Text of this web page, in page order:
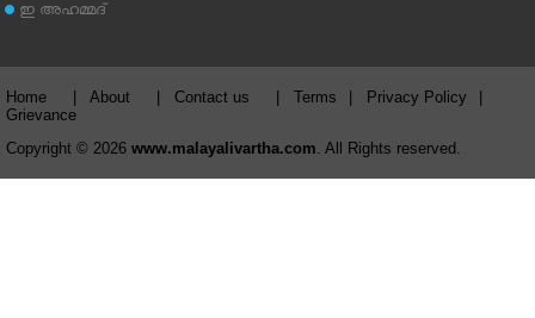
ഇ അഹമ്മദ്‌
Home About Contact us Terms Privacy Policy
Grievance
Copyright © 2026 www.malayalivartha.com . All Rights reserved.